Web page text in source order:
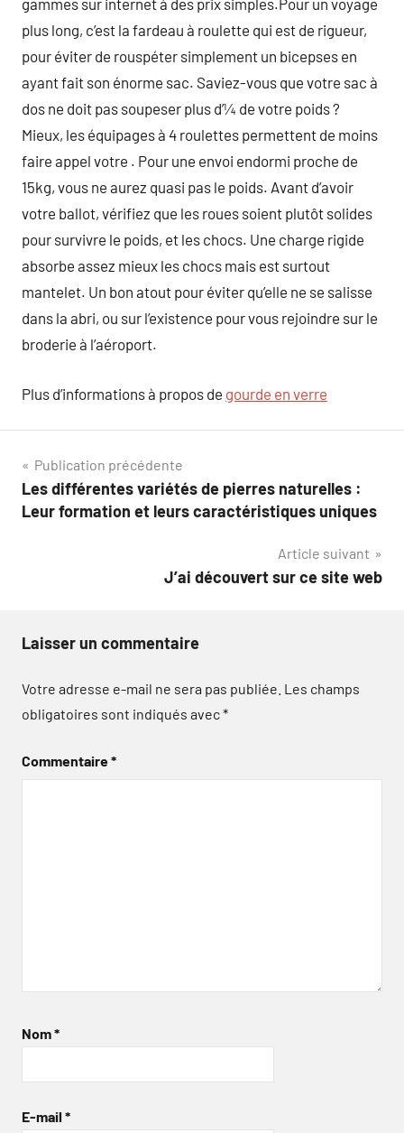
gammes sur internet à des prix simples.Pour un voyage
plus long, c’est la fardeau à roulette qui est de rigueur,
pour éviter de rouspéter simplement un bicepses en
ayant fait son énorme sac. Saviez-vous que votre sac à
dos ne doit pas soupeser plus d’¼ de votre poids ?
Mieux, les équipages à 4 roulettes permettent de moins
faire appel votre . Pour une envoi endormi proche de
15kg, vous ne aurez quasi pas le poids. Avant d’avoir
votre ballot, vérifiez que les roues soient plutôt solides
pour survivre le poids, et les chocs. Une charge rigide
absorbe assez mieux les chocs mais est surtout
mantelet. Un bon atout pour éviter qu’elle ne se salisse
dans la abri, ou sur l’existence pour vous rejoindre sur le
broderie à l’aéroport.
Plus d’informations à propos de gourde en verre
Navigation
de
Publication précédente
Les différentes variétés de pierres naturelles :
Leur formation et leurs caractéristiques uniques
Article suivant
J’ai découvert sur ce site web
Laisser un commentaire
Votre adresse e-mail ne sera pas publiée. Les champs
obligatoires sont indiqués avec*
Commentaire*
Nom*
E-mail *